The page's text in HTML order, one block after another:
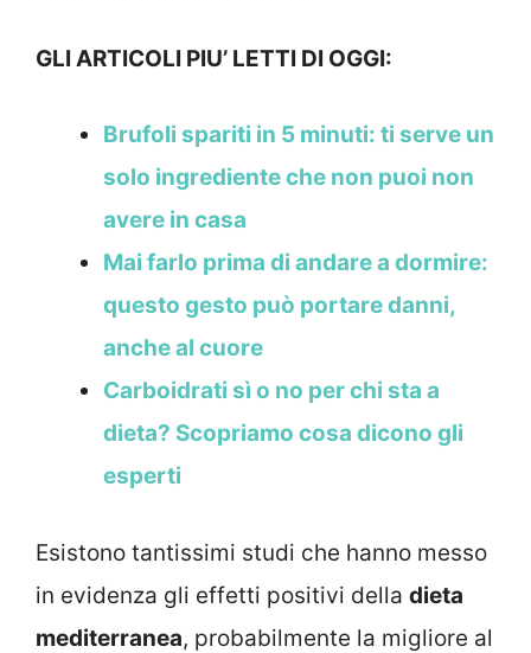
GLI ARTICOLI PIU’ LETTI DI OGGI:
Brufoli spariti in 5 minuti: ti serve un
solo ingrediente che non puoi non
avere in casa
Mai farlo prima di andare a dormire:
questo gesto può portare danni,
anche al cuore
Carboidrati sì o no per chi sta a
dieta? Scopriamo cosa dicono gli
esperti
Esistono tantissimi studi che hanno messo
in evidenza gli effetti positivi della dieta
mediterranea, probabilmente la migliore al